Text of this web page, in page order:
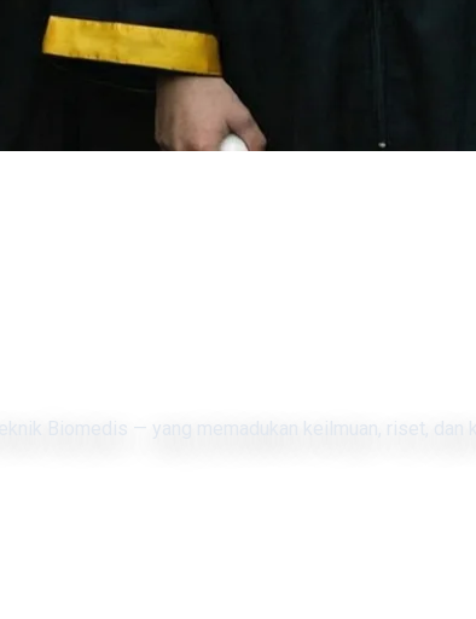
Biomedis — yang memadukan keilmuan, riset,